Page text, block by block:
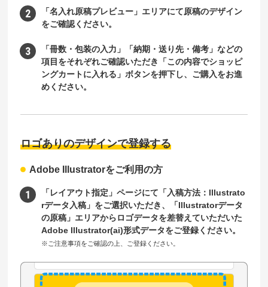
「名入れ原稿プレビュー」エリアにて原稿のデザイン
をご確認ください。
「冊数・包装の入力」「納期・送り先・備考」などの
項目をそれぞれご確認いただき「この内容でショッピ
ングカートに入れる」ボタンを押下し、ご購入をお進
めください。
ロゴありのデザインで登録する
Adobe Illustratorをご利用の方
「レイアウト指定」ページにて「入稿方法：Illustrato
rデータ入稿」をご選択いただき、「Illustratorデータ
の原稿」エリアからロゴデータを差替えていただいた
Adobe Illustrator(ai)形式データをご登録ください。
※ご注意事項をご確認の上、ご登録ください。